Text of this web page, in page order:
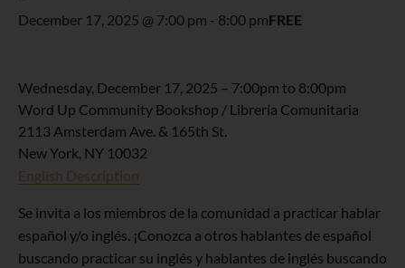
December 17, 2025 @ 7:00 pm - 8:00 pmFREE
Wednesday, December 17, 2025 – 7:00pm to 8:00pm
Word Up Community Bookshop / Librería Comunitaria
2113 Amsterdam Ave. & 165th St.
New York, NY 10032
English Description
Se invita a los miembros de la comunidad a practicar hablar
español y/o inglés. ¡Conozca a otros hablantes de español
buscando practicar su inglés y hablantes de inglés buscando